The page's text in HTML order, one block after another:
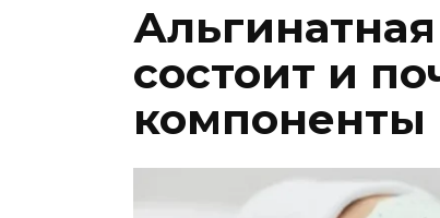
состоит и
компоненты